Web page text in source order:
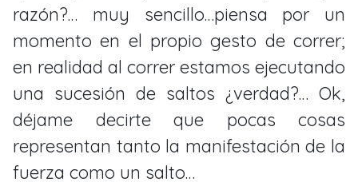
razón?… muy sencillo…piensa por un
momento en el propio gesto de correr;
en realidad al correr estamos ejecutando
una sucesión de saltos ¿verdad?… Ok,
déjame decirte que pocas cosas
representan tanto la manifestación de la
fuerza como un salto…